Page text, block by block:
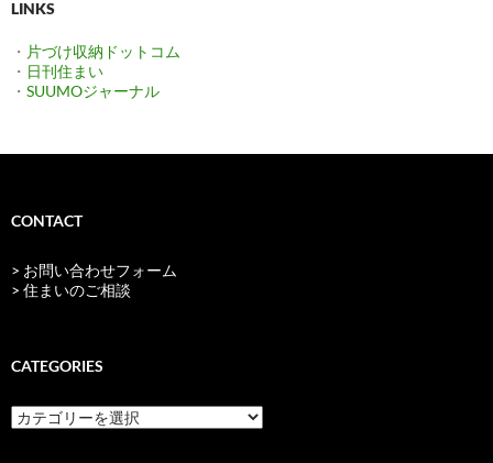
LINKS
・ 片づけ収納ドットコム
・ 日刊住まい
・ SUUMOジャーナル
CONTACT
> お問い合わせフォーム
> 住まいのご相談
CATEGORIES
categories